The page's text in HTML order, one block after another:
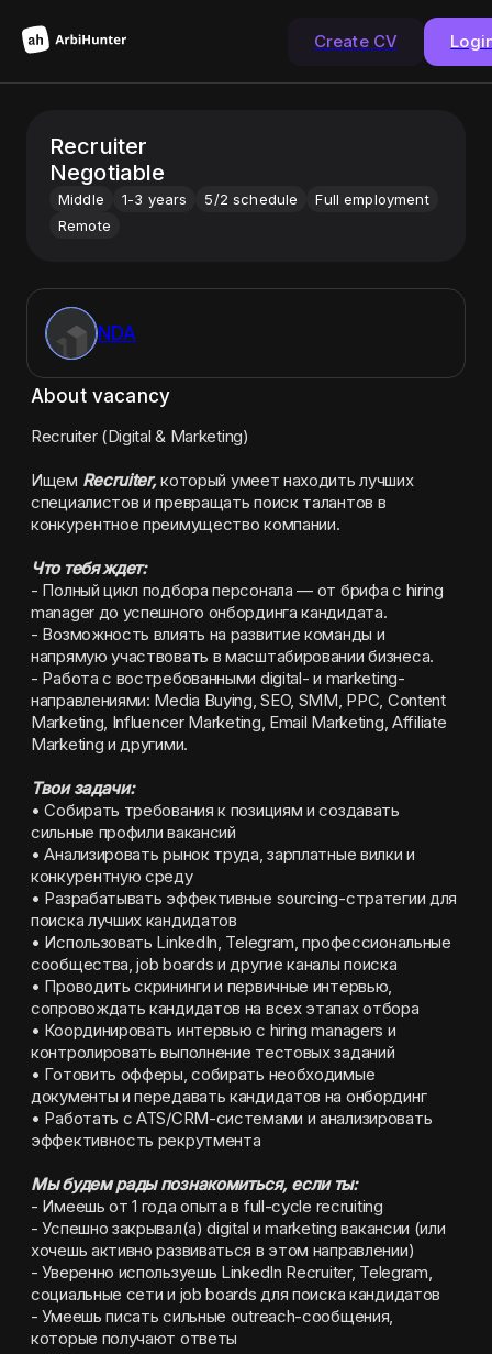
Create CV
Recruiter
Negotiable
Middle 1-3 years 5/2 schedule
Full employment
Remote
NDA
About vacancy
Recruiter (Digital & Marketing)
Ищем Recruiter, который умеет находить лучших
специалистов и превращать поиск талантов в
конкурентное преимущество компании.
Что тебя ждет:
- Полный цикл подбора персонала — от брифа с hiring
manager до успешного онбординга кандидата.
- Возможность влиять на развитие команды и
напрямую участвовать в масштабировании бизнеса.
- Работа с востребованными digital- и marketing-
направлениями: Media Buying, SEO, SMM, PPC, Content
Marketing, Influencer Marketing, Email Marketing, Affiliate
Marketing и другими.
Твои задачи:
• Собирать требования к позициям и создавать
сильные профили вакансий
• Анализировать рынок труда, зарплатные вилки и
конкурентную среду
• Разрабатывать эффективные sourcing-стратегии для
поиска лучших кандидатов
• Использовать LinkedIn, Telegram, профессиональные
сообщества, job boards и другие каналы поиска
• Проводить скрининги и первичные интервью,
сопровождать кандидатов на всех этапах отбора
• Координировать интервью с hiring managers и
контролировать выполнение тестовых заданий
• Готовить офферы, собирать необходимые
документы и передавать кандидатов на онбординг
• Работать с ATS/CRM-системами и анализировать
эффективность рекрутмента
Мы будем рады познакомиться, если ты:
- Имеешь от 1 года опыта в full-cycle recruiting
- Успешно закрывал(а) digital и marketing вакансии (или
хочешь активно развиваться в этом направлении)
- Уверенно используешь LinkedIn Recruiter, Telegram,
социальные сети и job boards для поиска кандидатов
- Умеешь писать сильные outreach-сообщения,
которые получают ответы